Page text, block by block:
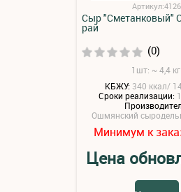
Артикул:4126
Сыр "Сметанковый"
рай
(0)
1шт: ~ 4,4 кг.
КБЖУ: 340 ккал/
Сроки реализации:
Ошмянский
Минимум к
Цена